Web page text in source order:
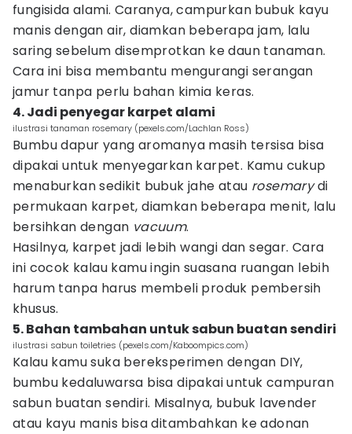
fungisida alami. Caranya, campurkan bubuk kayu
manis dengan air, diamkan beberapa jam, lalu
saring sebelum disemprotkan ke daun tanaman.
Cara ini bisa membantu mengurangi serangan
jamur tanpa perlu bahan kimia keras.
4. Jadi penyegar karpet alami
ilustrasi tanaman rosemary (pexels.com/Lachlan Ross)
Bumbu dapur yang aromanya masih tersisa bisa
dipakai untuk menyegarkan karpet. Kamu cukup
menaburkan sedikit bubuk jahe atau rosemarydi
permukaan karpet, diamkan beberapa menit, lalu
bersihkan dengan vacuum.
Hasilnya, karpet jadi lebih wangi dan segar. Cara
ini cocok kalau kamu ingin suasana ruangan lebih
harum tanpa harus membeli produk pembersih
khusus.
5. Bahan tambahan untuk sabun buatan sendiri
ilustrasi sabun toiletries (pexels.com/Kaboompics.com)
Kalau kamu suka bereksperimen dengan DIY,
bumbu kedaluwarsa bisa dipakai untuk campuran
sabun buatan sendiri. Misalnya, bubuk lavender
atau kayu manis bisa ditambahkan ke adonan